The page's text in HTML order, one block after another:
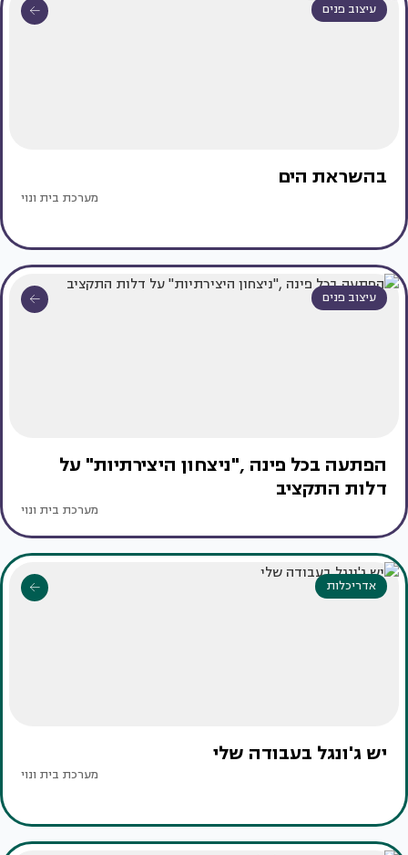
עיצוב פנים
בהשראת הים
מערכת בית ונוי
עיצוב פנים
הפתעה בכל פינה ,"ניצחון היצירתיות" על
דלות התקציב
מערכת בית ונוי
אדריכלות
יש ג'ונגל בעבודה שלי
מערכת בית ונוי